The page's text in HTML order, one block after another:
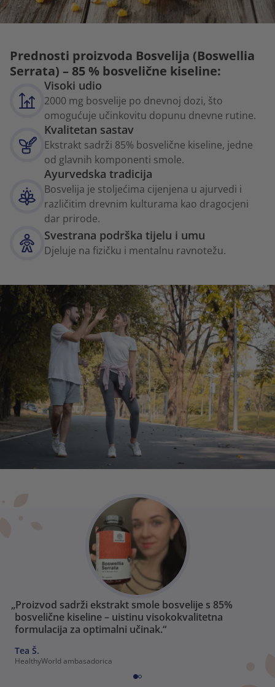
Prednosti proizvoda Bosvelija (Boswellia
Serrata) – 85 % bosvelične kiseline:
Visoki udio
2000 mg bosvelije po dnevnoj dozi, što
omogućuje učinkovitu dopunu dnevne rutine.
Kvalitetan sastav
Ekstrakt sadrži 85% bosvelične kiseline, jedne
od glavnih komponenti smole.
Ayurvedska tradicija
Bosvelija je stoljećima cijenjena u ajurvedi i
različitim drevnim kulturama kao dragocjeni
dar prirode.
Svestrana podrška tijelu i umu
Djeluje na fizičku i mentalnu ravnotežu.
„Proizvod sadrži ekstrakt smole bosvelije s 85%
bosvelične kiseline – uistinu visokokvalitetna
formulacija za optimalni učinak.“
Tea Š.
HealthyWorld ambasadorica